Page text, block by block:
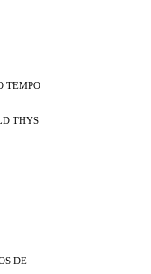
TEMPO
THYS
DE